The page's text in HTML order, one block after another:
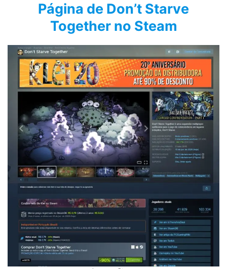
Página de Don’t Starve
Together no Steam